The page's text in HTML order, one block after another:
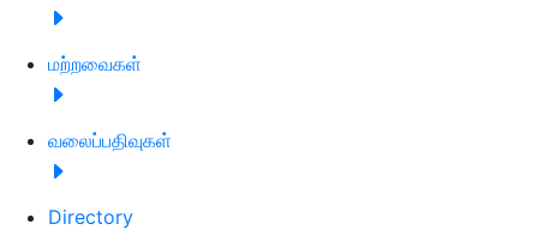
மற்றவைகள்
வலைப்பதிவுகள்
Directory